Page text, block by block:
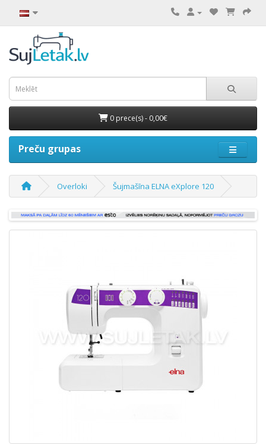
0 prece(s) - 0,00€
Preču grupas
Overloki Šujmašīna ELNA eXplore 120